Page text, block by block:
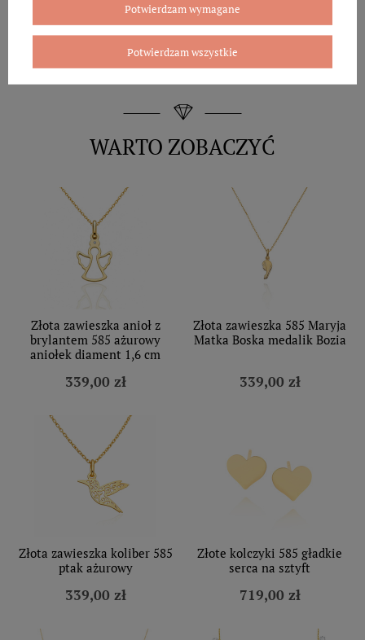
WARTO ZOBACZYĆ
Złota zawieszka anioł z
brylantem 585 ażurowy
aniołek diament 1,6 cm
339,00 zł
Złota zawieszka 585 Maryja
Matka Boska medalik Bozia
339,00 zł
Złota zawieszka koliber 585
ptak ażurowy
339,00 zł
Złote kolczyki 585 gładkie
serca na sztyft
719,00 zł
Potwierdzam wymagane
Potwierdzam wszystkie